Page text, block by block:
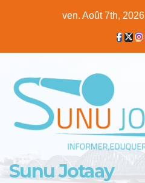
ven. Août 7th, 2026
Sunu Jotaay